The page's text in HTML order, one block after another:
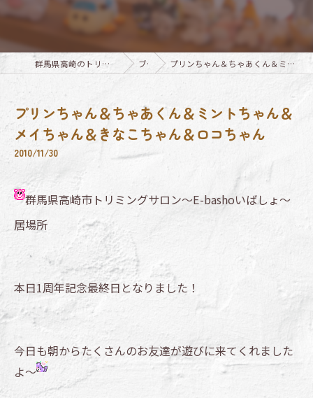
群馬県高崎のトリミングならTrimming Salon E-basho ブログ プリンちゃん＆ちゃあくん＆ミントちゃん＆メイちゃん＆きなこちゃん＆ロコちゃん
プリンちゃん＆ちゃあくん＆ミントちゃん＆
メイちゃん＆きなこちゃん＆ロコちゃん
2010/11/30
群馬県高崎市トリミングサロン～E-bashoいばしょ～
居場所
本日1周年記念最終日となりました！
今日も朝からたくさんのお友達が遊びに来てくれました
よ～